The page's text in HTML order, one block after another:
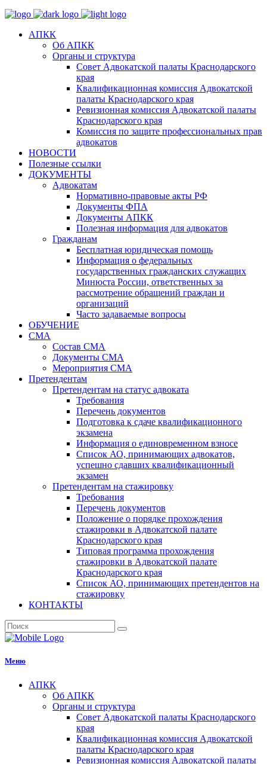
АПКК
Об АПКК
Органы и структура
Совет Адвокатской палаты Краснодарского
края
Квалификационная комиссия Адвокатской
палаты Краснодарского края
Ревизионная комиссия Адвокатской палаты
Краснодарского края
Комиссия по защите профессиональных прав
адвокатов
НОВОСТИ
Полезные ссылки
ДОКУМЕНТЫ
Адвокатам
Нормативно-правовые акты РФ
Документы ФПА
Документы АПКК
Полезная информация для адвокатов
Гражданам
Бесплатная юридическая помощь
Информация о федеральных
государственных гражданских служащих
Минюста России, ответственных за
рассмотрение обращений граждан и
организаций
Часто задаваемые вопросы
ОБУЧЕНИЕ
СМА
Состав СМА
Документы СМА
Мероприятия СМА
Претендентам
Претендентам на статус адвоката
Требования
Перечень документов
Подготовка к сдаче квалификационного
экзамена
Информация о единовременном взносе
Список АО, принимающих адвокатов,
успешно сдавших квалификационный
экзамен
Претендентам на стажировку
Требования
Перечень документов
Положение о порядке прохождения
стажировки в Адвокатской палате
Краснодарского края
Типовая программа прохождения
стажировки в Адвокатской палате
Краснодарского края
Список АО, принимающих претендентов на
стажировку
КОНТАКТЫ
Меню
АПКК
Об АПКК
Органы и структура
Совет Адвокатской палаты Краснодарского
края
Квалификационная комиссия Адвокатской
палаты Краснодарского края
Ревизионная комиссия Адвокатской палаты